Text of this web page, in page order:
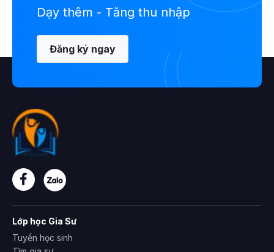
Dạy thêm - Tăng thu nhập
Đăng ký ngay
Lớp học Gia Sư
Tuyển học sinh